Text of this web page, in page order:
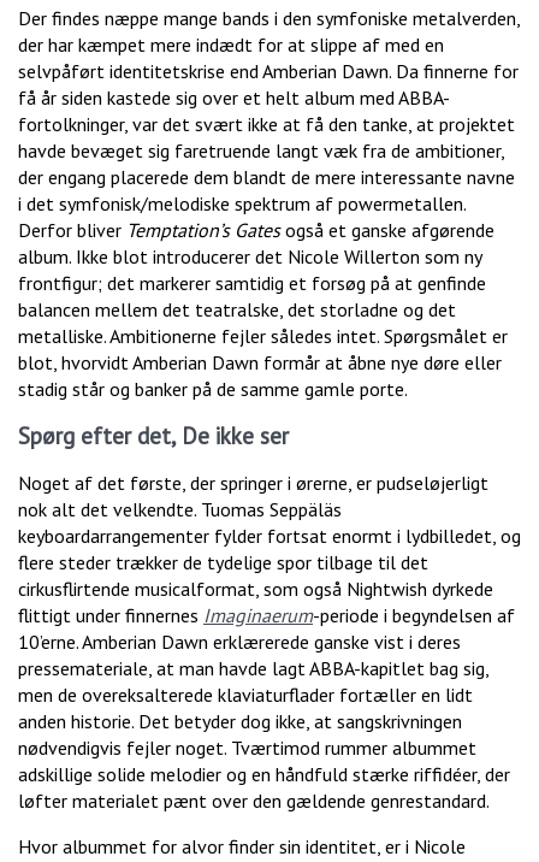
Der findes næppe mange bands i den symfoniske metalverden,
der har kæmpet mere indædt for at slippe af med en
selvpåført identitetskrise end Amberian Dawn. Da finnerne for
få år siden kastede sig over et helt album med ABBA-
fortolkninger, var det svært ikke at få den tanke, at projektet
havde bevæget sig faretruende langt væk fra de ambitioner,
der engang placerede dem blandt de mere interessante navne
i det symfonisk/melodiske spektrum af powermetallen.
Derfor bliver Temptation’s Gatesogså et ganske afgørende
album. Ikke blot introducerer det Nicole Willerton som ny
frontfigur; det markerer samtidig et forsøg på at genfinde
balancen mellem det teatralske, det storladne og det
metalliske. Ambitionerne fejler således intet. Spørgsmålet er
blot, hvorvidt Amberian Dawn formår at åbne nye døre eller
stadig står og banker på de samme gamle porte.
Spørg efter det, De ikke ser
Noget af det første, der springer i ørerne, er pudseløjerligt
nok alt det velkendte. Tuomas Seppäläs
keyboardarrangementer fylder fortsat enormt i lydbilledet, og
flere steder trækker de tydelige spor tilbage til det
cirkusflirtende musicalformat, som også Nightwish dyrkede
flittigt under finnernes Imaginaerum-periode i begyndelsen af
10’erne. Amberian Dawn erklærerede ganske vist i deres
pressemateriale, at man havde lagt ABBA-kapitlet bag sig,
men de overeksalterede klaviaturflader fortæller en lidt
anden historie. Det betyder dog ikke, at sangskrivningen
nødvendigvis fejler noget. Tværtimod rummer albummet
adskillige solide melodier og en håndfuld stærke riffidéer, der
løfter materialet pænt over den gældende genrestandard.
Hvor albummet for alvor finder sin identitet, er i Nicole